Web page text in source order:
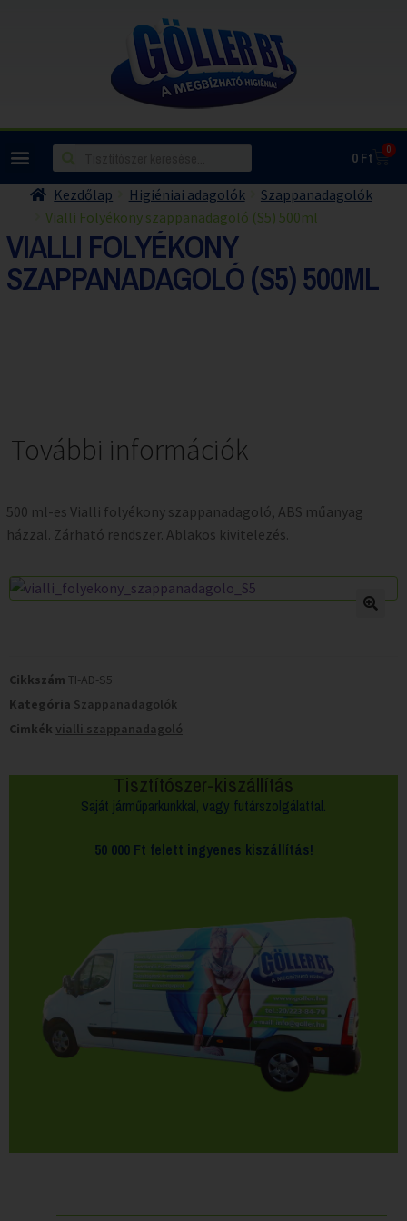
0Ft 0
Kezdőlap Higiéniai adagolók
Szappanadagolók
Vialli Folyékony szappanadagoló (S5) 500ml
VIALLI FOLYÉKONY
SZAPPANADAGOLÓ (S5) 500ML
További információk
500 ml-es Vialli folyékony szappanadagoló, ABS műanyag
házzal. Zárható rendszer. Ablakos kivitelezés.
Cikkszám TI-AD-S5
Kategória Szappanadagolók
Cimkék vialli szappanadagoló
Tisztítószer-kiszállítás
Saját járműparkunkkal, vagy futárszolgálattal.
50 000 Ft felett ingyenes kiszállítás!